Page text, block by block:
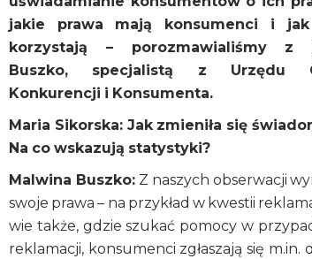
jakie prawa mają konsumenci i
korzystają – porozmawialiśmy z
Buszko, specjalistą z Urzędu
Konkurencji i Konsumenta.
Maria Sikorska: Jak zmieniła się
Na co wskazują statystyki?
Malwina Buszko:Z naszych obserwacji
swoje prawa – na przykład w kwestii
wie także, gdzie szukać pomocy w
reklamacji, konsumenci zgłaszają się